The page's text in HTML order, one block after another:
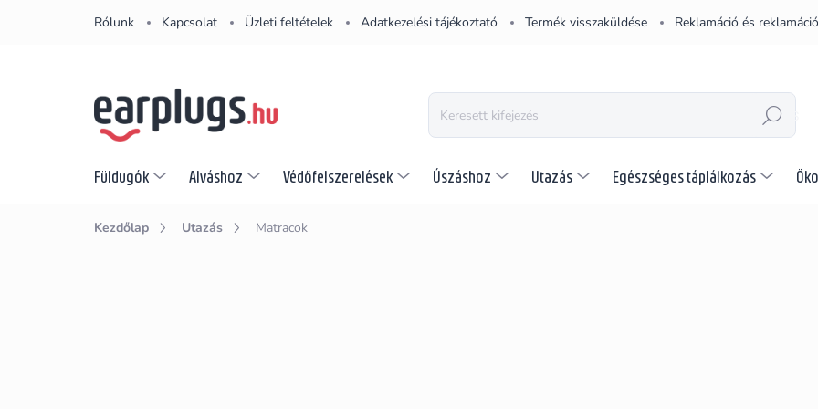
Rólunk Kapcsolat Üzleti feltételek Adatkezelési tájékoztató Termék visszaküldése Reklamáció és
KERESÉS
Füldugók Alváshoz Védőfelszerelések Úszáshoz Utazás Egészséges táplálkozás
Kezdőlap Utazás Matracok